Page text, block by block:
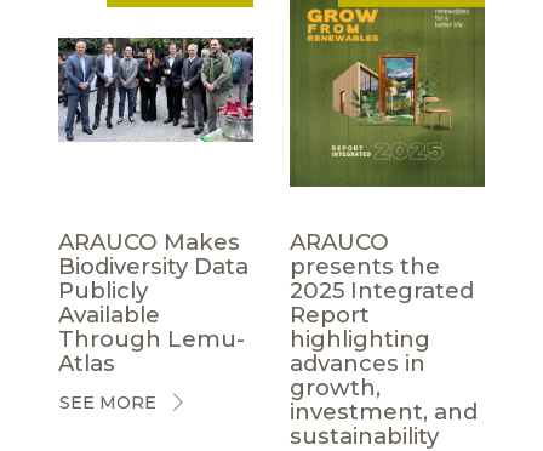
ARAUCO Makes
Biodiversity Data
Publicly
Available
Through Lemu-
Atlas
SEE MORE
ARAUCO
presents the
2025 Integrated
Report
highlighting
advances in
growth,
investment, and
sustainability